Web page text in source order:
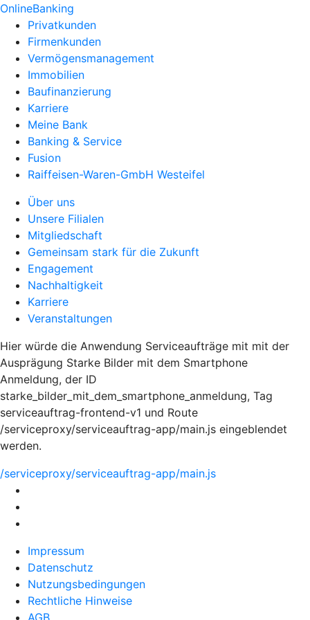
OnlineBanking
Privatkunden
Firmenkunden
Vermögensmanagement
Immobilien
Baufinanzierung
Karriere
Meine Bank
Banking & Service
Fusion
Raiffeisen-Waren-GmbH Westeifel
Über uns
Unsere Filialen
Mitgliedschaft
Gemeinsam stark für die Zukunft
Engagement
Nachhaltigkeit
Karriere
Veranstaltungen
Hier würde die Anwendung Serviceaufträge mit mit der
Ausprägung Starke Bilder mit dem Smartphone
Anmeldung, der ID
starke_bilder_mit_dem_smartphone_anmeldung, Tag
serviceauftrag-frontend-v1 und Route
/serviceproxy/serviceauftrag-app/main.js eingeblendet
werden.
/serviceproxy/serviceauftrag-app/main.js
Impressum
Datenschutz
Nutzungsbedingungen
Rechtliche Hinweise
AGB